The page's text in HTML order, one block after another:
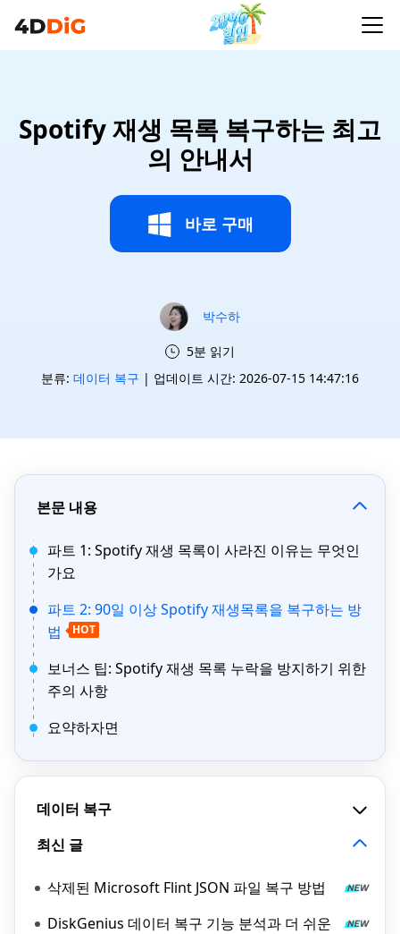
Spotify 재생 목록 복구하는 최고
의 안내서
바로 구매
박수하
5분 읽기
분류: 데이터 복구 | 업데이트 시간: 2026-07-15 14:47:16
본문 내용
파트 1: Spotify 재생 목록이 사라진 이유는 무엇인
가요
파트 2: 90일 이상 Spotify 재생목록을 복구하는 방
법
HOT
보너스 팁: Spotify 재생 목록 누락을 방지하기 위한
주의 사항
요약하자면
데이터 복구
최신 글
삭제된 Microsoft Flint JSON 파일 복구 방법
DiskGenius 데이터 복구 기능 분석과 더 쉬운